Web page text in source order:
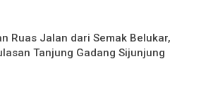
Ruas Jalan dari Semak Belukar,
Tanjung Gadang Sijunjung